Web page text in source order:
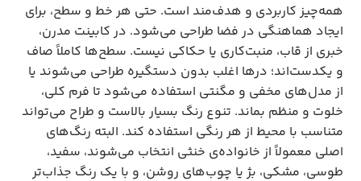
همه‌چیز کاربردی و هدف‌مند است. حتی هر خط و سطح، برای
ایجاد هماهنگی در فضا طراحی می‌شود. در کابینت مدرن،
خبری از قاب، منبت‌کاری یا حکاکی نیست. سطح‌ها کاملاً صاف
و یکدست‌اند؛ درها اغلب بدون دستگیره طراحی می‌شوند یا
از مدل‌های مخفی و مگنتی استفاده می‌شود تا فرم کلی،
خلوت و منظم بماند. تنوع رنگ بسیار بالاست و طراح می‌تواند
متناسب با محیط از هر رنگی استفاده کند. البته رنگ‌های
اصلی معمولاً از خانواده‌ی خنثی انتخاب می‌شوند، سفید،
طوسی، مشکی، بژ یا چوب‌های روشن، و با یک رنگ جذاب‌تر